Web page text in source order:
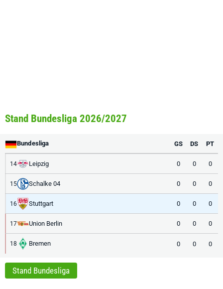
Stand Bundesliga 2026/2027
Bundesliga GS DS PT
14 Leipzig 0 0 0
15 Schalke 04 0 0 0
16 Stuttgart 0 0 0
17 Union Berlin 0 0 0
18 Bremen 0 0 0
Stand Bundesliga